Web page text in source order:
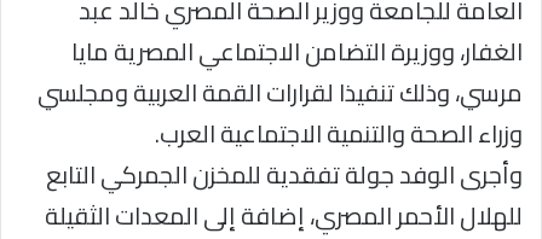
العامة للجامعة ووزير الصحة المصري خالد عبد
الغفار، ووزيرة التضامن الاجتماعي المصرية مايا
مرسي، وذلك تنفيذا لقرارات القمة العربية ومجلسي
وزراء الصحة والتنمية الاجتماعية العرب.
وأجرى الوفد جولة تفقدية للمخزن الجمركي التابع
للهلال الأحمر المصري، إضافة إلى المعدات الثقيلة